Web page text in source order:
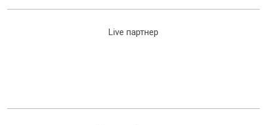
Live партнер